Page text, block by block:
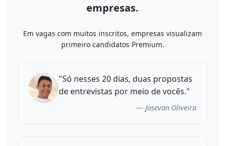
empresas.
Em vagas com muitos inscritos, empresas visualizam
primeiro candidatos Premium.
"Só nesses 20 dias, duas propostas
de entrevistas por meio de vocês."
— Josevan Oliveira